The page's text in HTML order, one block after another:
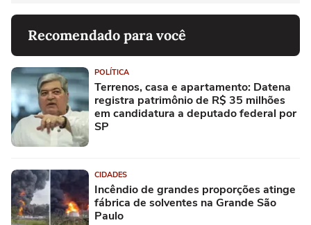
Recomendado para você
POLÍTICA
Terrenos, casa e apartamento: Datena
registra patrimônio de R$ 35 milhões
em candidatura a deputado federal por
SP
CIDADES
Incêndio de grandes proporções atinge
fábrica de solventes na Grande São
Paulo